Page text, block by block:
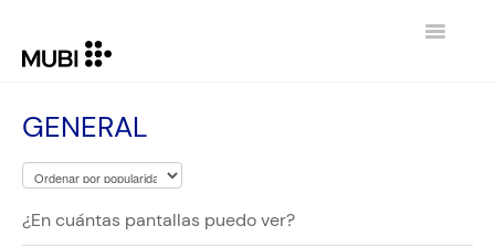
Toggle
REGRESAR A MUBI.COM
GENERAL
¿En cuántas pantallas puedo ver?